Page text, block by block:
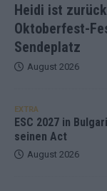
Heidi ist
Oktoberfest-
Sendeplatz
August 2026
EXTRA
ESC 2027 in
seinen Act
August 2026